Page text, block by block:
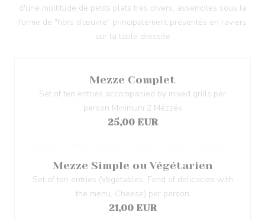
d'une multitude de petits plats très divers, assembles sous la
forme de "hors d’œuvre" principalement présentés en raviers
sur la table dressée
Mezze Complet
Set of ten entries accompanied by mixed grills per
person Minimum 2 Mézzés
25,00 EUR
Mezze Simple ou Végétarien
Set of ten entries (Vegetables, Fond of delicacies with
the menu, Cheese) per person
21,00 EUR